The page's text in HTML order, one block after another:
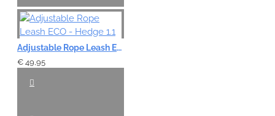
Adjustable Rope Leash ECO - Hedge 1.1
€ 49,95